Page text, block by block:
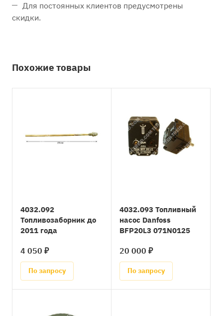
Для постоянных клиентов предусмотрены
скидки.
Похожие товары
4032.092
Топливозаборник до
2011 года
4 050 ₽
По запросу
4032.093 Топливный
насос Danfoss
BFP20L3 071N0125
20 000 ₽
По запросу